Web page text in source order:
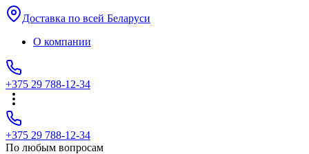
Доставка по всей Беларуси
О компании
+375 29 788-12-34
+375 29 788-12-34
По любым вопросам